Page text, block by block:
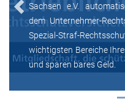
Sachsen e.V.
dem Unternehmer-
Spezial-Straf-
wichtigsten Bereiche
und sparen bares Geld.
Previous